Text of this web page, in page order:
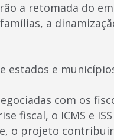
a retomada do
a
estados e
com os
fiscal, o ICMS e
o projeto